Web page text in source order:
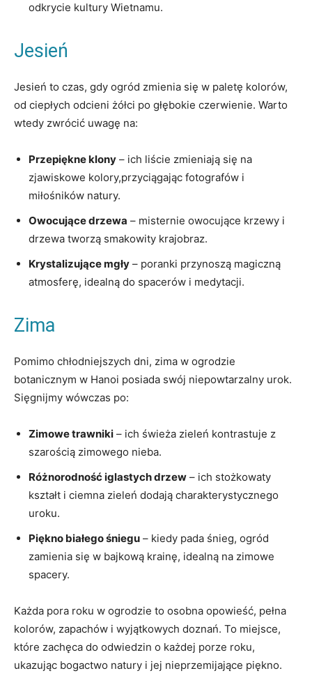
odkrycie kultury Wietnamu.
Jesień
Jesień to czas, gdy ogród zmienia się w paletę kolorów,
od ciepłych odcieni żółci po głębokie czerwienie. Warto
wtedy zwrócić uwagę na:
Przepiękne klony – ich liście zmieniają się na
zjawiskowe kolory,przyciągając fotografów i
miłośników natury.
Owocujące drzewa – misternie owocujące krzewy i
drzewa tworzą smakowity krajobraz.
Krystalizujące mgły – poranki przynoszą magiczną
atmosferę, idealną do spacerów i medytacji.
Zima
Pomimo chłodniejszych dni, zima w ogrodzie
botanicznym w Hanoi posiada swój niepowtarzalny urok.
Sięgnijmy wówczas po:
Zimowe trawniki – ich świeża zieleń kontrastuje z
szarością zimowego nieba.
Różnorodność iglastych drzew – ich stożkowaty
kształt i ciemna zieleń dodają charakterystycznego
uroku.
Piękno białego śniegu – kiedy pada śnieg, ogród
zamienia się w bajkową krainę, idealną na zimowe
spacery.
Każda pora roku w ogrodzie to osobna opowieść, pełna
kolorów, zapachów i wyjątkowych doznań. To miejsce,
które zachęca do odwiedzin o każdej porze roku,
ukazując bogactwo natury i jej nieprzemijające piękno.